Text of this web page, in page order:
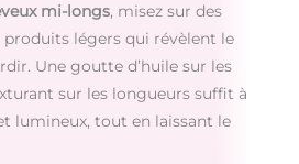
mi-longs, misez sur des
produits légers qui révèlent le
Une goutte d’huile sur les
sur les longueurs suffit à
lumineux, tout en laissant le